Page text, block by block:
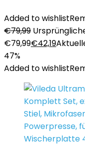
Added to wishlist
€79,99
€79,99€42,19
47%
Added to wishlist